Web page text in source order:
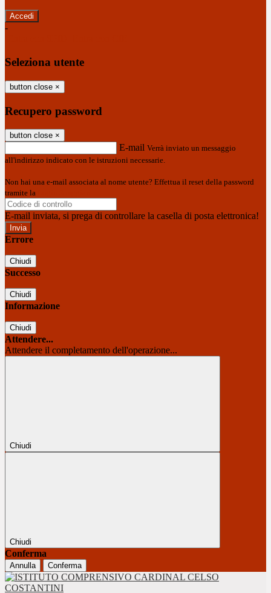
-
Seleziona utente
button close ×
Recupero password
button close ×
E-mail Verrà inviato un messaggio
all'indirizzo indicato con le istruzioni necessarie.
Non hai una e-mail associata al nome utente? Effettua il reset della password
tramite la
E-mail inviata, si prega di controllare la casella di posta elettronica!
Errore
Chiudi
Successo
Chiudi
Informazione
Chiudi
Attendere...
Attendere il completamento dell'operazione...
Chiudi
Chiudi
Conferma
Annulla Conferma